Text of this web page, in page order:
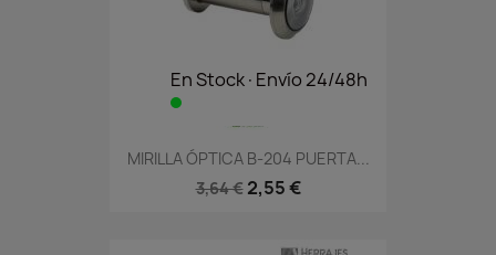
En Stock·Envío 24/48h
MIRILLA ÓPTICA B-204 PUERTA...
3,64 € 2,55 €